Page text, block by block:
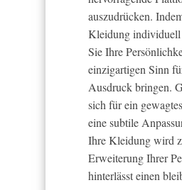
auszudrücken.
Kleidung individuell
Sie Ihre
einzigartigen Sinn
Ausdruck bringen.
sich für ein
eine subtile
Ihre Kleidung wird
Erweiterung Ihrer
hinterlässt einen